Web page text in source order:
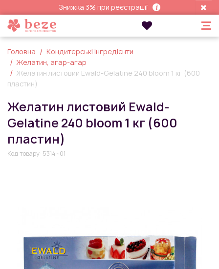
Знижка 3% при реєстрації
Головна
Кондитерські інгредієнти
Желатин, агар-агар
Желатин листовий Ewald-Gelatine 240 bloom 1 кг (600
пластин)
Желатин листовий Ewald-
Gelatine 240 bloom 1 кг (600
пластин)
Код товару: 5314~01